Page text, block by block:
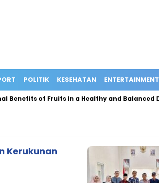
POLITIK KESEHATAN ENTERTAINMENT
of Fruits in a Healthy and Balanced Diet
Kerukunan